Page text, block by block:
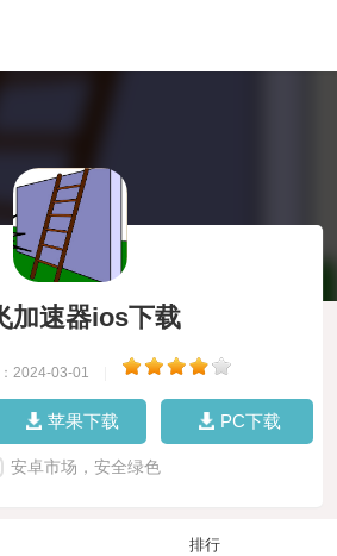
加速器ios下载
2024-03-01
苹果下载 PC下载
安卓市场，安全绿色
排行